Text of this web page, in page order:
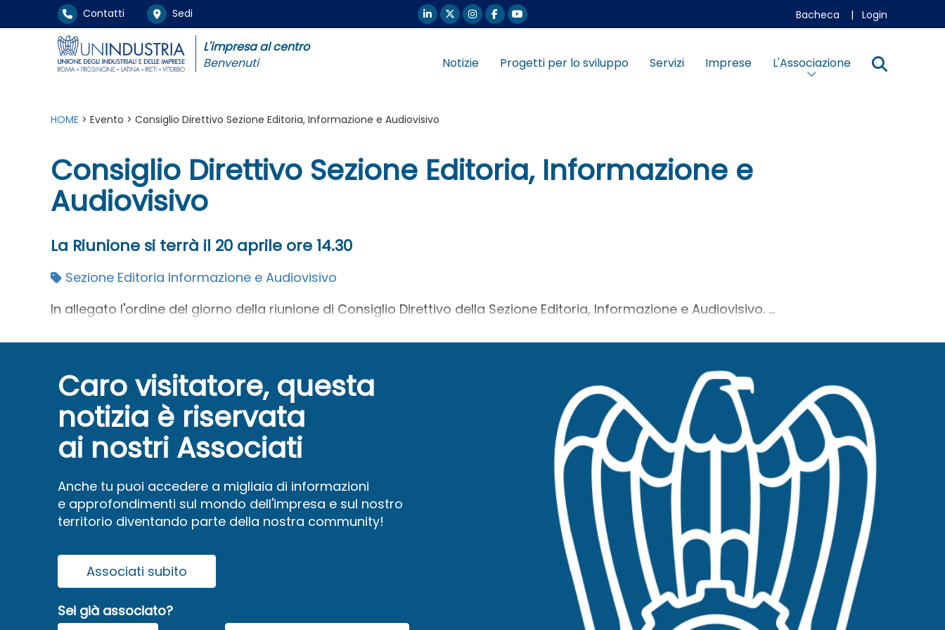
Contatti Sedi Bacheca | Login
L'impresa al centro
Benvenuti
Notizie Progetti per lo sviluppo Servizi Imprese L'Associazione
HOME > Evento > Consiglio Direttivo Sezione Editoria, Informazione e Audiovisivo
Consiglio Direttivo Sezione Editoria, Informazione e
Audiovisivo
La Riunione si terrà il 20 aprile ore 14.30
Sezione Editoria Informazione e Audiovisivo
In allegato l'ordine del giorno della riunione di Consiglio Direttivo della Sezione Editoria, Informazione e Audiovisivo. ...
Caro visitatore, questa
notizia è riservata
ai nostri Associati
Anche tu puoi accedere a migliaia di informazioni
e approfondimenti sul mondo dell'impresa e sul nostro
territorio diventando parte della nostra community!
Associati subito
Sei già associato?